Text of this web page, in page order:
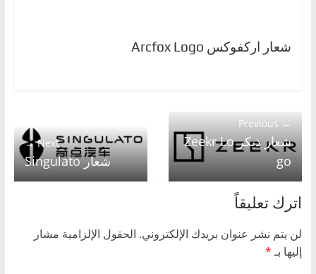
شعار اركفوكس Arcfox Logo
← Previous
شعار ذيكر Zeekr Lo
go
Next →
شعار Singulato
اترك تعليقاً
لن يتم نشر عنوان بريدك الإلكتروني. الحقول الإلزامية مشار
إليها بـ*